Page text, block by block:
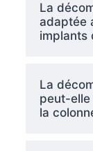
La
adaptée
implants
La
peut-
la